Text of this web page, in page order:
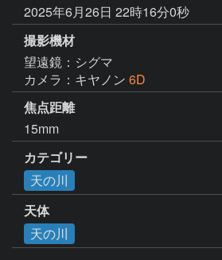
2025年6月26日 22時16分0秒
撮影機材
望遠鏡：シグマ
カメラ：キヤノン 6D
焦点距離
15mm
カテゴリー
天の川
天体
天の川